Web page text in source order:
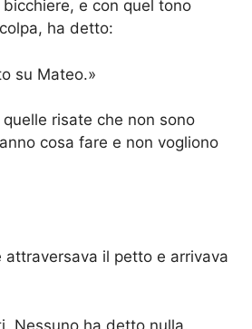
e con quel tono
ha detto:
su Mateo.»
risate che non sono
cosa fare e non vogliono
il petto e arrivava
Nessuno ha detto nulla.